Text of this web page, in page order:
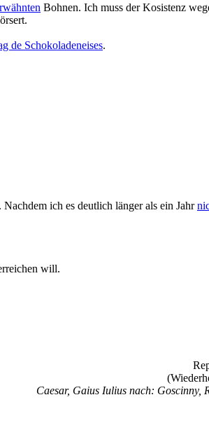
Bohnen. Ich muss der Kosistenz
de Schokoladeneises.
ich es deutlich länger als ein Jahr
will.
Caesar, Gaius Iulius nach: Goscinny,